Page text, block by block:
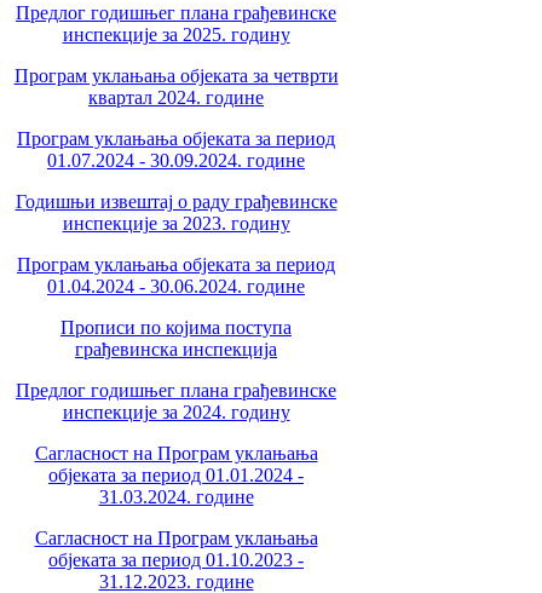
Предлог годишњег плана грађевинске
инспекције за 2025. годину
Програм уклањања објеката за четврти
квартал 2024. године
Програм уклањања објеката за период
01.07.2024 - 30.09.2024. године
Годишњи извештај о раду грађевинске
инспекције за 2023. годину
Програм уклањања објеката за период
01.04.2024 - 30.06.2024. године
Прописи по којима поступа
грађевинска инспекција
Предлог годишњег плана грађевинске
инспекције за 2024. годину
Сагласност на Програм уклањања
објеката за период 01.01.2024 -
31.03.2024. године
Сагласност на Програм уклањања
објеката за период 01.10.2023 -
31.12.2023. године